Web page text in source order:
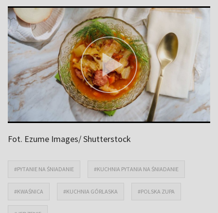
Fot. Ezume Images/ Shutterstock
#PYTANIE NA ŚNIADANIE #KUCHNIA PYTANIA NA ŚNIADANIE
#KWAŚNICA #KUCHNIA GÓRLASKA #POLSKA ZUPA